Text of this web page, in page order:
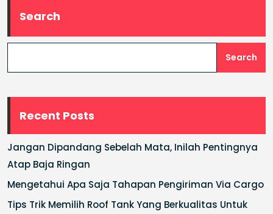
Search
Search
Recent Posts
Jangan Dipandang Sebelah Mata, Inilah Pentingnya
Atap Baja Ringan
Mengetahui Apa Saja Tahapan Pengiriman Via Cargo
Tips Trik Memilih Roof Tank Yang Berkualitas Untuk